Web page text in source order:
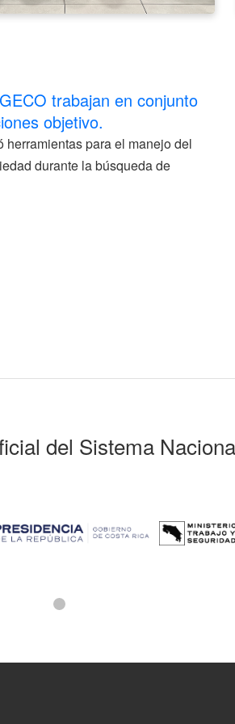
trabajan en conjunto
objetivo.
herramientas para el manejo del
durante la búsqueda de
del Sistema